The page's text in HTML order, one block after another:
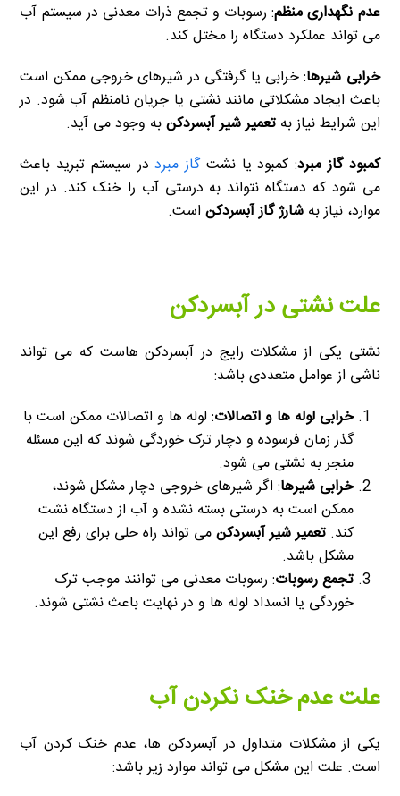
عدم نگهداری منظم: رسوبات و تجمع ذرات معدنی در سیستم آب
می تواند عملکرد دستگاه را مختل کند.
خرابی شیرها: خرابی یا گرفتگی در شیرهای خروجی ممکن است
باعث ایجاد مشکلاتی مانند نشتی یا جریان نامنظم آب شود. در
این شرایط نیاز بهتعمیر شیر آبسردکنبه وجود می آید.
کمبود گاز مبرد: کمبود یا نشتگاز مبرددر سیستم تبرید باعث
می شود که دستگاه نتواند به درستی آب را خنک کند. در این
موارد، نیاز بهشارژ گاز آبسردکن است.
علت نشتی در آبسردکن
نشتی یکی از مشکلات رایج در آبسردکن هاست که می تواند
ناشی از عوامل متعددی باشد:
خرابی لوله ها و اتصالات: لوله ها و اتصالات ممکن است با
گذر زمان فرسوده و دچار ترک خوردگی شوند که این مسئله
منجر به نشتی می شود.
خرابی شیرها: اگر شیرهای خروجی دچار مشکل شوند،
ممکن است به درستی بسته نشده و آب از دستگاه نشت
کند.تعمیر شیر آبسردکنمی تواند راه حلی برای رفع این
مشکل باشد.
تجمع رسوبات: رسوبات معدنی می توانند موجب ترک
خوردگی یا انسداد لوله ها و در نهایت باعث نشتی شوند.
علت عدم خنک نکردن آب
یکی از مشکلات متداول در آبسردکن ها، عدم خنک کردن آب
است. علت این مشکل می تواند موارد زیر باشد: